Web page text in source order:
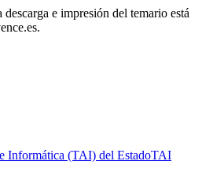
descarga e impresión del temario está
Informática (TAI) del EstadoTAI